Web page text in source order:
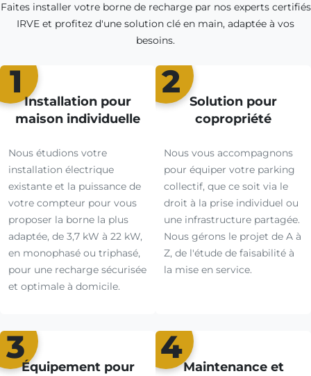
Faites installer votre borne de recharge par nos experts certifiés
IRVE et profitez d'une solution clé en main, adaptée à vos
besoins.
1
Installation pour
maison individuelle
Nous étudions votre
installation électrique
existante et la puissance de
votre compteur pour vous
proposer la borne la plus
adaptée, de 3,7 kW à 22 kW,
en monophasé ou triphasé,
pour une recharge sécurisée
et optimale à domicile.
2
Solution pour
copropriété
Nous vous accompagnons
pour équiper votre parking
collectif, que ce soit via le
droit à la prise individuel ou
une infrastructure partagée.
Nous gérons le projet de A à
Z, de l'étude de faisabilité à
la mise en service.
3
Équipement pour
4
Maintenance et